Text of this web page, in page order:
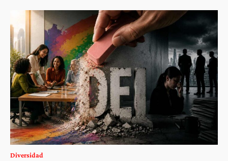
Diversidad